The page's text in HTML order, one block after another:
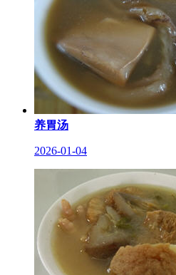
养胃汤
2026-01-04